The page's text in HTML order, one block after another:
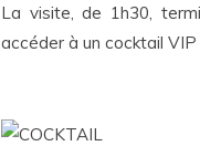
La visite, de 1h30,
accéder à un cocktail